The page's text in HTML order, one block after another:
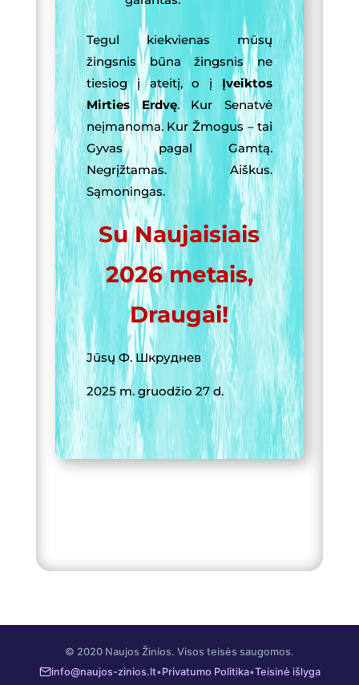
Tegul kiekvienas mūsų
žingsnis būna žingsnis ne
tiesiog į ateitį, o į Įveiktos
Mirties Erdvę. Kur Senatvė
neįmanoma. Kur Žmogus – tai
Gyvas pagal Gamtą.
Negrįžtamas. Aiškus.
Sąmoningas.
Su Naujaisiais
2026 metais,
Draugai!
JūsųФ. Шкруднев
2025 m. gruodžio 27 d.
© 2020 Naujos Žinios. Visos teisės saugomos.
info@naujos-zinios.lt•Privatumo Politika•Teisinė išlyga